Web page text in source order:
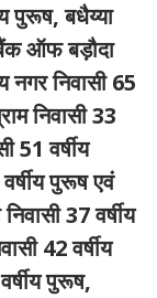
पुरूष, बधैय्या
बैंक ऑफ बड़ौदा
नगर निवासी 65
निवासी 33
51 वर्षीय
पुरूष एवं
37 वर्षीय
42 वर्षीय
पुरूष,